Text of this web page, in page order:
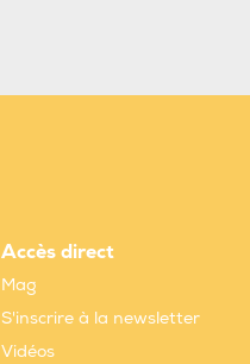
Accès direct
Mag
S'inscrire à la newsletter
Vidéos